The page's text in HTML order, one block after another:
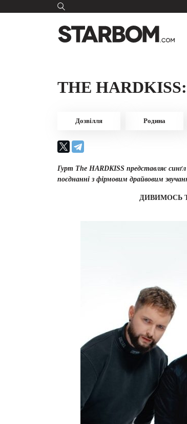
THE
Дозвілля Родина
Гурт The HARDKISS представляє
поєднанні з фірмовим драйвовим
ДИВИМОСЬ